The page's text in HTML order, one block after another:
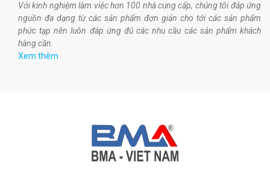
Với kinh nghiệm làm việc hơn 100 nhà cung cấp, chúng tôi đáp ứng
nguồn đa dạng từ các sản phẩm đơn giản cho tới các sản phẩm
phức tạp nên luôn đáp ứng đủ các nhu cầu các sản phẩm khách
hàng cần.
Xem thêm